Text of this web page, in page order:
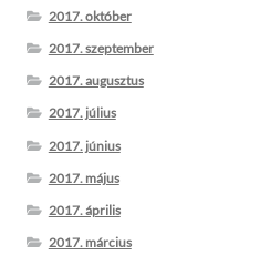
2017. október
2017. szeptember
2017. augusztus
2017. július
2017. június
2017. május
2017. április
2017. március